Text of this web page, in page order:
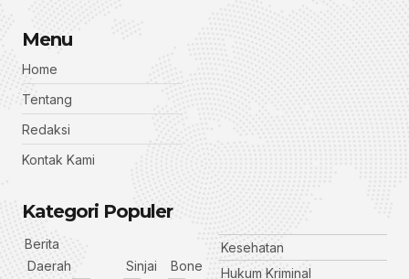
Menu
Home
Tentang
Redaksi
Kontak Kami
Kategori Populer
Berita
Daerah
Sinjai Bone
Kesehatan
Hukum Kriminal